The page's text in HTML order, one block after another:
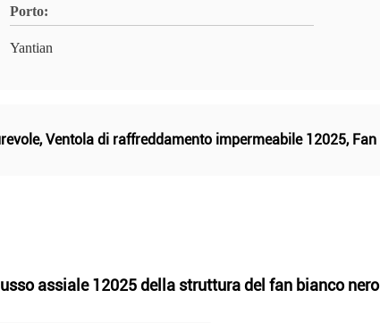
Porto:
Yantian
,Ventola di raffreddamento impermeabile 12025,
assiale 12025 della struttura del fan bianco